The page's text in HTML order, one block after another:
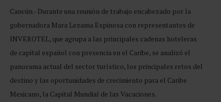
Cancún.- Durante una reunión de trabajo encabezado por la
gobernadora Mara Lezama Espinosa con representantes de
INVEROTEL, que agrupa a las principales cadenas hoteleras
de capital español con presencia en el Caribe, se analizó el
panorama actual del sector turístico, los principales retos del
destino y las oportunidades de crecimiento para el Caribe
Mexicano, la Capital Mundial de las Vacaciones.